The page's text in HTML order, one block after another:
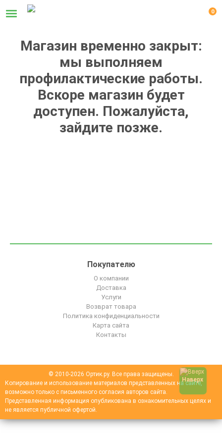
0
Магазин временно закрыт:
мы выполняем
профилактические работы.
Вскоре магазин будет
доступен. Пожалуйста,
зайдите позже.
Покупателю
О компании
Доставка
Услуги
Возврат товара
Политика конфиденциальности
Карта сайта
Контакты
© 2010-2026 Ортик.ру. Все права защищены.
Копирование и использование материалов представленных на сайте,
возможно только с письменного согласия авторов сайта.
Представленная информация опубликована в ознакомительных целях и
не является публичной офертой.
Наверх